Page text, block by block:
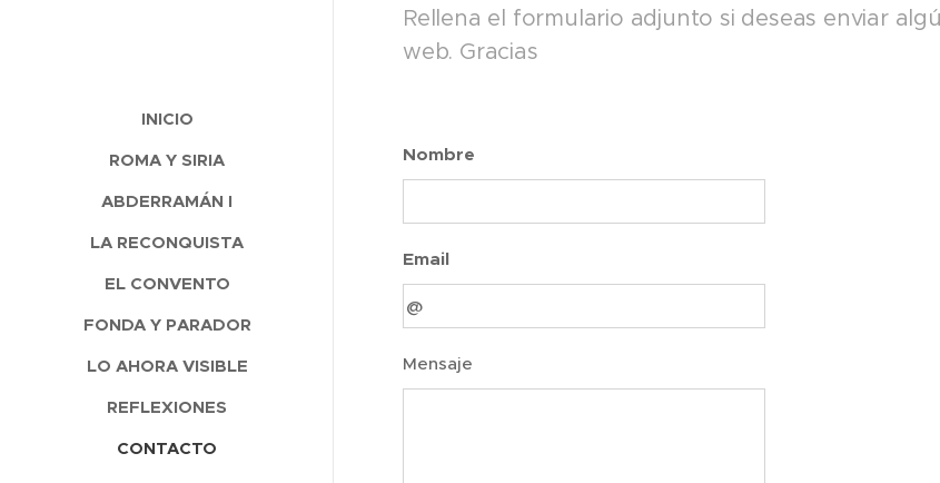
INICIO
ROMA Y SIRIA
ABDERRAMÁN I
LA RECONQUISTA
EL CONVENTO
FONDA Y PARADOR
LO AHORA VISIBLE
REFLEXIONES
CONTACTO
Rellena el formulario adjunto si deseas enviar
web. Gracias
Nombre
Email
Mensaje